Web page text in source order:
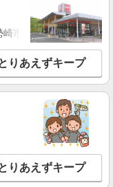
NEW
よって変動します
ド
詳細を見る
NEW
市・太田市・館林市
りあえずキープ
りあえずキープ